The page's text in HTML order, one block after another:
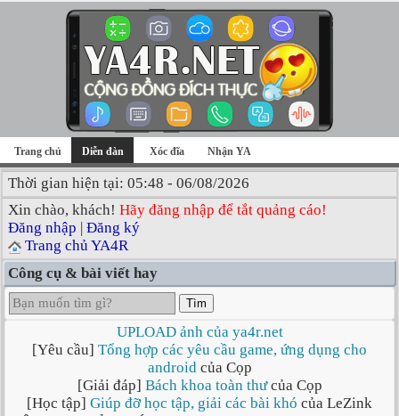
Trang chủ Diễn đàn Xóc đĩa Nhận YA
Thời gian hiện tại: 05:48 - 06/08/2026
Xin chào, khách! Hãy đăng nhập để tắt quảng cáo!
Đăng nhập | Đăng ký
Trang chủ YA4R
Công cụ & bài viết hay
Tìm
UPLOAD ảnh của ya4r.net
[Yêu cầu] Tổng hợp các yêu cầu game, ứng dụng cho
androidcủa Cọp
[Giải đáp] Bách khoa toàn thưcủa Cọp
[Học tập] Giúp đỡ học tập, giải các bài khó của LeZink